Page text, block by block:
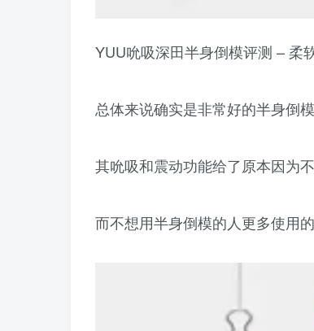
YUU吮吸深田半身倒模评测 – 柔
总体来说确实是非常好的半身倒模
其吮吸和震动功能给了原本因为不
而不想用半身倒模的人更多使用的